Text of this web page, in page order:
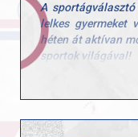
A
lelkes gyermeket
héten át aktívan
sportok világával!
Ezúttal is sok-
öröm volt látni,
hogy a